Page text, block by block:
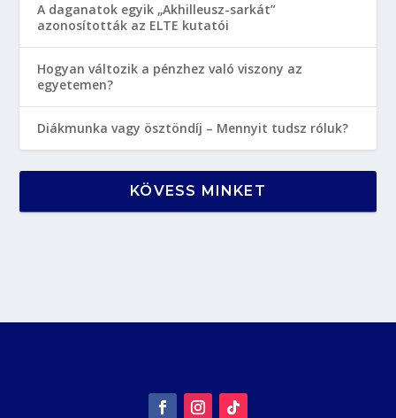
A daganatok egyik „Akhilleusz-sarkát”
azonosították az ELTE kutatói
Hogyan változik a pénzhez való viszony az
egyetemen?
Diákmunka vagy ösztöndíj – Mennyit tudsz róluk?
KÖVESS MINKET